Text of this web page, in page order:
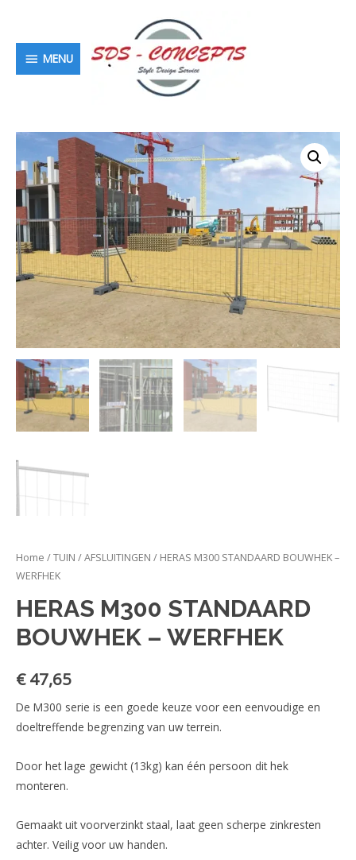
MENU
MENU
Home /TUIN /AFSLUITINGEN / HERAS M300 STANDAARD BOUWHEK –
WERFHEK
HERAS M300 STANDAARD
BOUWHEK – WERFHEK
€47,65
De M300 serie is een goede keuze voor een eenvoudige en
doeltreffende begrenzing van uw terrein.
Door het lage gewicht (13kg) kan één persoon dit hek
monteren.
Gemaakt uit voorverzinkt staal, laat geen scherpe zinkresten
achter. Veilig voor uw handen.